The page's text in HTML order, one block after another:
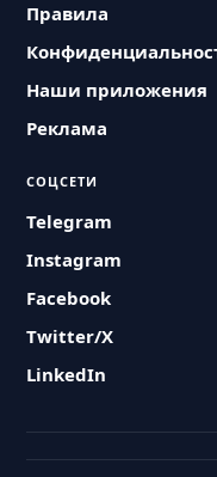
Правила
Наши приложения
Реклама
СОЦСЕТИ
Telegram
Instagram
Facebook
Twitter/X
LinkedIn